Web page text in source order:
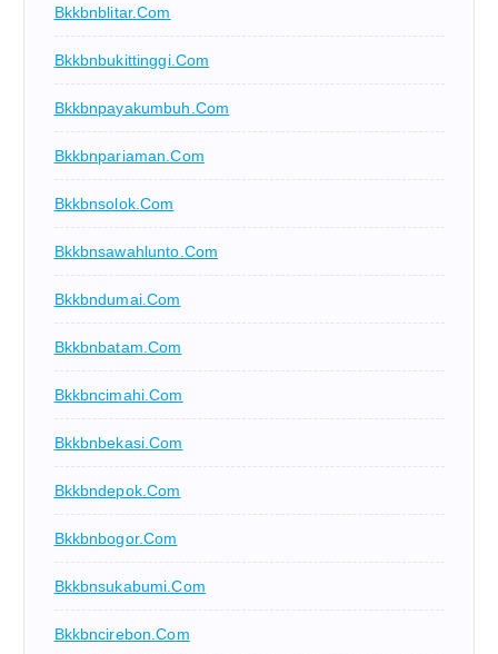
Bkkbnblitar.com
Bkkbnbukittinggi.com
Bkkbnpayakumbuh.com
Bkkbnpariaman.com
Bkkbnsolok.com
Bkkbnsawahlunto.com
Bkkbndumai.com
Bkkbnbatam.com
Bkkbncimahi.com
Bkkbnbekasi.com
Bkkbndepok.com
Bkkbnbogor.com
Bkkbnsukabumi.com
Bkkbncirebon.com